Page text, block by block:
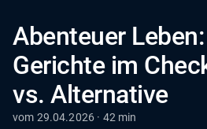
Abenteuer
Gerichte im
vs. Alternative
vom 29.04.2026 · 42 min